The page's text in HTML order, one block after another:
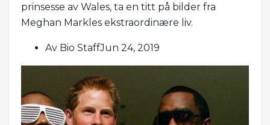
prinsesse av Wales, ta en titt på bilder fra
Meghan Markles ekstraordinære liv.
Av Bio StaffJun 24, 2019